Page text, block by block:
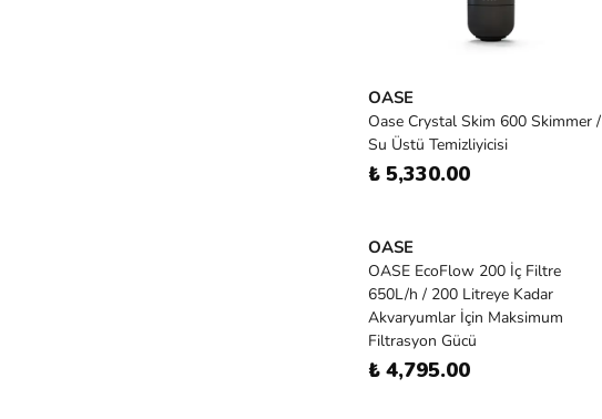
OASE
Oase Crystal Skim 600 Skimmer /
Su Üstü Temizliyicisi
₺ 5,330.00
OASE
OASE EcoFlow 200 İç Filtre
650L/h / 200 Litreye Kadar
Akvaryumlar İçin Maksimum
Filtrasyon Gücü
₺ 4,795.00